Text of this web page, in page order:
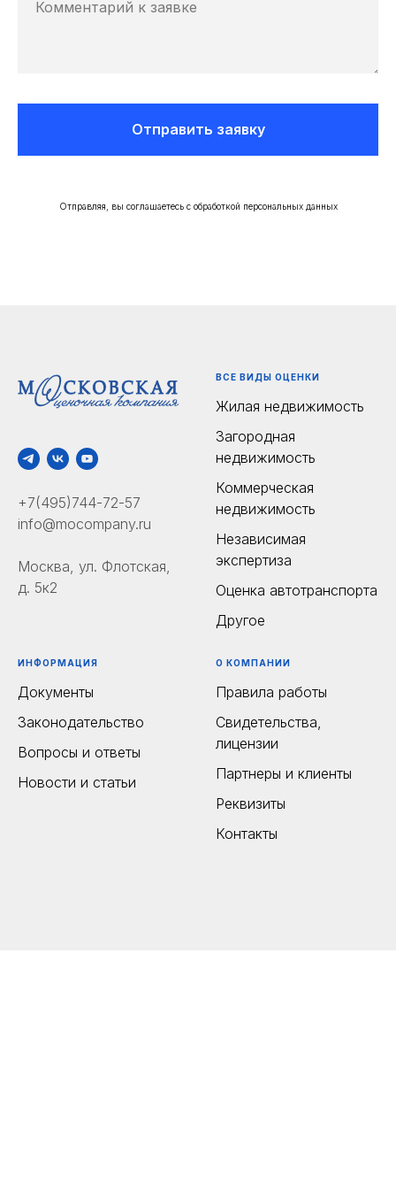
Отправить заявку
Отправляя, вы соглашаетесь с обработкой персональных данных
+7(495)744-72-57
info@mocompany.ru
Москва, ул. Флотская,
д. 5к2
ВСЕ ВИДЫ ОЦЕНКИ
Жилая недвижимость
Загородная
недвижимость
Коммерческая
недвижимость
Независимая
экспертиза
Оценка автотранспорта
Другое
ИНФОРМАЦИЯ
Документы
Законодательство
Вопросы и ответы
Новости и статьи
О КОМПАНИИ
Правила работы
Свидетельства,
лицензии
Партнеры и клиенты
Реквизиты
Контакты